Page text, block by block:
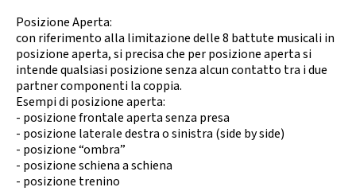
Posizione Aperta:
con riferimento alla limitazione delle 8 battute musicali in
posizione aperta, si precisa che per posizione aperta si
intende qualsiasi posizione senza alcun contatto tra i due
partner componenti la coppia.
Esempi di posizione aperta:
- posizione frontale aperta senza presa
- posizione laterale destra o sinistra (side by side)
- posizione “ombra”
- posizione schiena a schiena
- posizione trenino